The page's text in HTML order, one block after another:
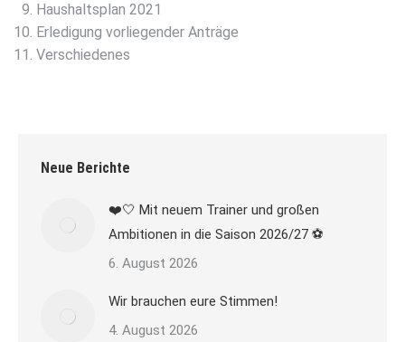
Haushaltsplan 2021
Erledigung vorliegender Anträge
Verschiedenes
Neue Berichte
❤️🤍 Mit neuem Trainer und großen
Ambitionen in die Saison 2026/27 ⚽
6. August 2026
Wir brauchen eure Stimmen!
4. August 2026